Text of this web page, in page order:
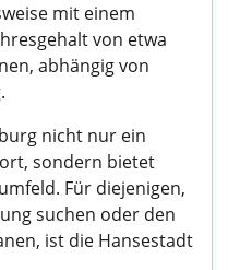
mit einem
von etwa
abhängig von
nicht nur ein
sondern bietet
Für diejenigen,
suchen oder den
ist die Hansestadt